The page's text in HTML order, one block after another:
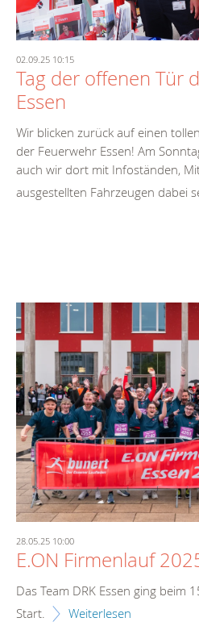
02.09.25 10:15
Tag der offenen Tür
Essen
Wir blicken zurück auf einen
der Feuerwehr Essen! Am
auch wir dort mit Infoständen,
ausgestellten Fahrzeugen dabei
28.05.25 10:00
E.ON Firmenlauf
Das Team DRK Essen ging beim
Start.
Weiterlesen